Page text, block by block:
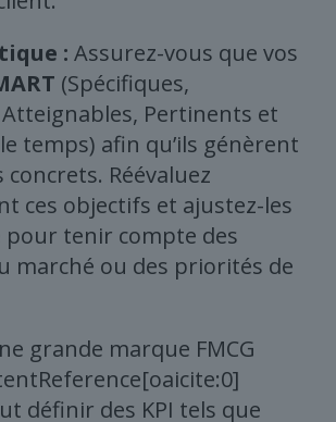
: Assurez-vous que vos
(Spécifiques,
Pertinents et
temps) afin qu’ils génèrent
Réévaluez
ces objectifs et ajustez-les
pour tenir compte des
marché ou des priorités de
grande marque FMCG
définir des KPI tels que